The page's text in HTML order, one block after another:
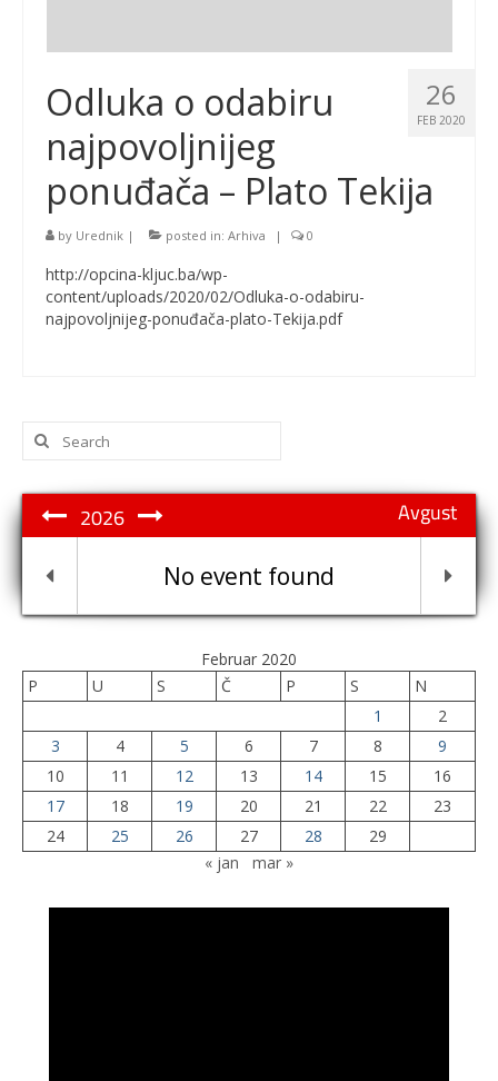
26
FEB 2020
Odluka o odabiru
najpovoljnijeg
ponuđača – Plato Tekija
by Urednik | posted in: Arhiva | 0
http://opcina-kljuc.ba/wp-
content/uploads/2020/02/Odluka-o-odabiru-
najpovoljnijeg-ponuđača-plato-Tekija.pdf
Search
for:
Avgust
2026
No event found
Februar 2020
P
U S Č P S
N
1
2
3
4 5 6 7 8
9
10
11 12 13 14 15
16
17
18 19 20 21 22
23
24
25 26 27 28
29
« jan
mar »